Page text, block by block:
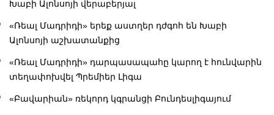
Խաբի Ալոնսոյի վերաբերյալ
«Ռեալ Մադրիդի» երեք աստղեր դժգոհ են Խաբի
Ալոնսոյի աշխատանքից
«Ռեալ Մադրիդի» դարպասապահը կարող է հունվարին
տեղափոխվել Պրեմիեր Լիգա
«Բավարիան» ռեկորդ կգրանցի Բունդեսլիգայում